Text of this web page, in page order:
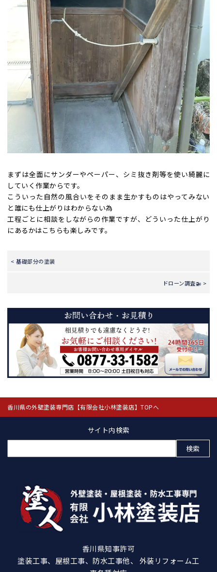
まずは全面にサンダーやペーパー、シミ抜き剤等を使い綺麗に
していく作業からです。
こういった自然の風合いをそのまま生かすものはやってみない
と誰にも仕上がりはわからない為
工程ごとに相談をしながらの作業ですが、どういった仕上がり
にあるかはこちらも楽しみです。
< 基礎部分の塗装
ドローン調査🚁 >
香川県の外壁塗装専門店【有限会社小林塗装店】TOPへ
サイト内検索
索:
香川県知事許可
塗装工事、屋根工事、防水工事他、 外装リフォーム工